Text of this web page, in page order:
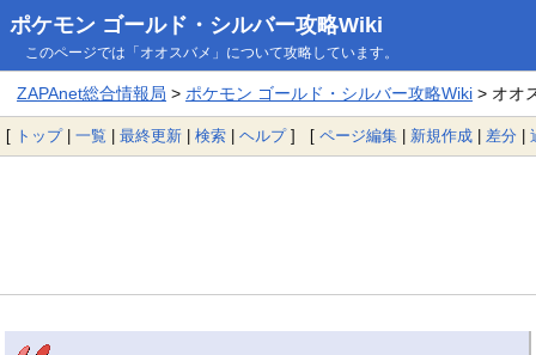
ポケモン ゴールド・シルバー攻略Wiki
このページでは「オオスバメ」について攻略しています。
ZAPAnet総合情報局 > ポケモン ゴールド・シルバー攻略Wiki> オオ
[ トップ| 一覧 | 最終更新 | 検索 | ヘルプ] [ ページ編集 | 新規作成 | 差分 |